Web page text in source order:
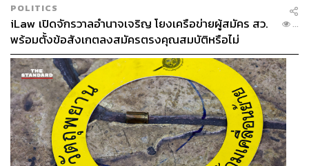
POLITICS
iLaw เปิดจักรวาลอำนาจเจริญ โยงเครือข่ายผู้สมัคร สว.
พร้อมตั้งข้อสังเกตลงสมัครตรงคุณสมบัติหรือไม่
...